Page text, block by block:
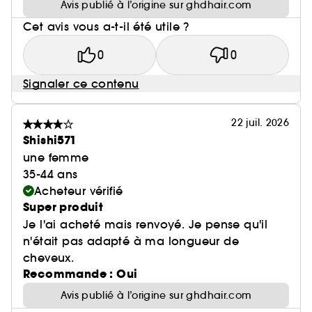
naturellement.
5Test consommateur. Juillet 2022. Selon 78% des
148 consommateurs interrogés.
Avis publié à l’origine sur ghdhair.com
Cet avis vous a-t-il été utile ?
0 0
Signaler ce contenu
22 juil. 2026
Shishi571
une femme
35-44 ans
Acheteur vérifié
Super produit
Je l'ai acheté mais renvoyé. Je pense qu'il
n'était pas adapté à ma longueur de
cheveux.
Recommande : Oui
Avis publié à l’origine sur ghdhair.com